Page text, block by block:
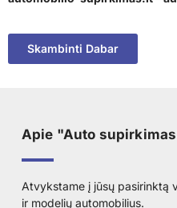
Skambinti Dabar
Apie "Auto
Atvykstame į jūsų pasirinktą
ir modelių automobilius.